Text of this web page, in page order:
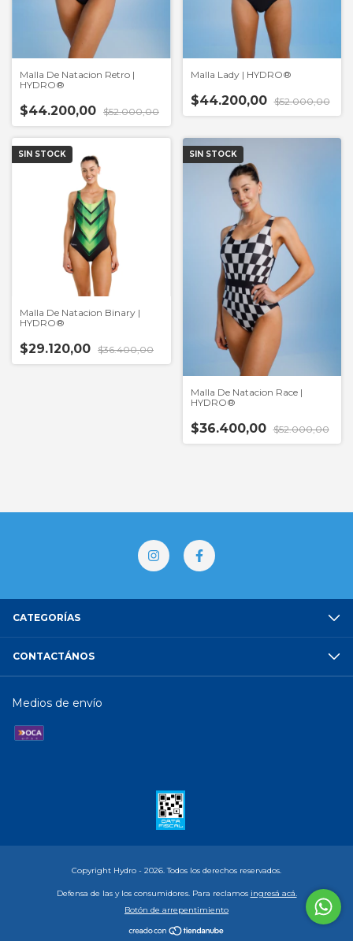
Malla De Natacion Retro |
HYDRO®
$44.200,00 $52.000,00
Malla Lady | HYDRO®
$44.200,00 $52.000,00
SIN STOCK
Malla De Natacion Binary |
HYDRO®
$29.120,00 $36.400,00
SIN STOCK
Malla De Natacion Race |
HYDRO®
$36.400,00 $52.000,00
CATEGORÍAS
CONTACTÁNOS
Medios de envío
Copyright Hydro - 2026. Todos los derechos reservados.
Defensa de las y los consumidores. Para reclamos ingresá acá.
Botón de arrepentimiento